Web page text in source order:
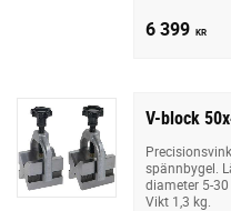
6 399 KR
V-block
spännbygel.
diameter 5-
Vikt 1,3 kg.